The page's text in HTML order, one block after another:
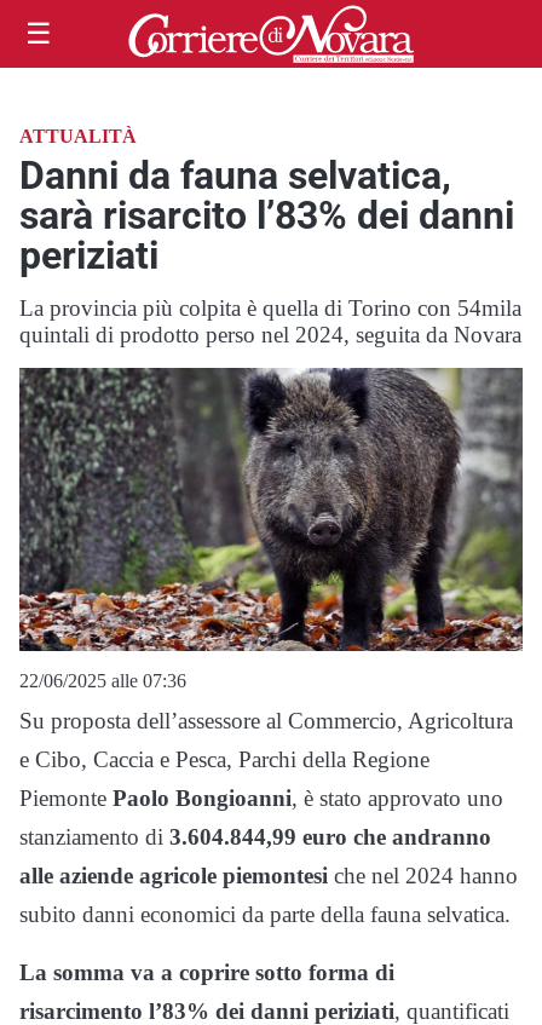
☰
ATTUALITÀ
Danni da fauna selvatica,
sarà risarcito l’83% dei danni
periziati
La provincia più colpita è quella di Torino con 54mila
quintali di prodotto perso nel 2024, seguita da Novara
22/06/2025 alle 07:36
Su proposta dell’assessore al Commercio, Agricoltura
e Cibo, Caccia e Pesca, Parchi della Regione
Piemonte Paolo Bongioanni, è stato approvato uno
stanziamento di 3.604.844,99 euro che andranno
alle aziende agricole piemontesi che nel 2024 hanno
subito danni economici da parte della fauna selvatica.
La somma va a coprire sotto forma di
risarcimento l’83% dei danni periziati, quantificati